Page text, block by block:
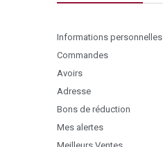
Informations personnelles
Commandes
Avoirs
Adresse
Bons de réduction
Mes alertes